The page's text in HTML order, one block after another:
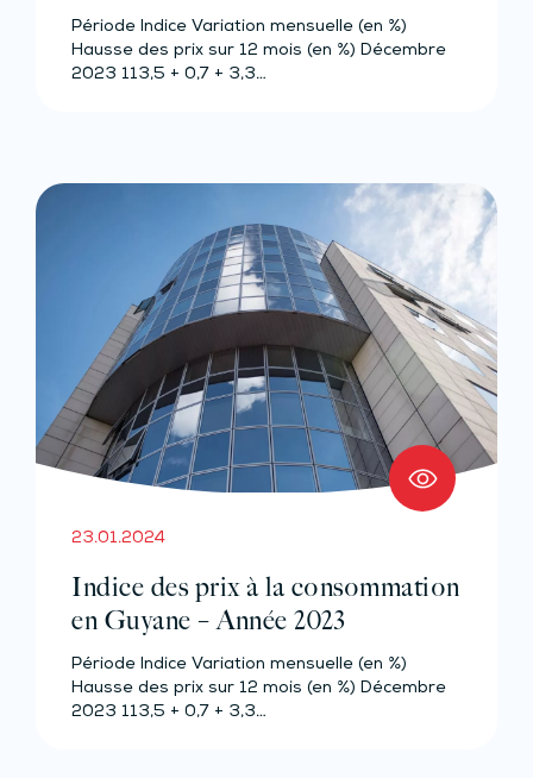
Période Indice Variation mensuelle (en %)
Hausse des prix sur 12 mois (en %) Décembre
2023 113,5 + 0,7 + 3,3…
23.01.2024
Indice des prix à la consommation
en Guyane – Année 2023
Période Indice Variation mensuelle (en %)
Hausse des prix sur 12 mois (en %) Décembre
2023 113,5 + 0,7 + 3,3…